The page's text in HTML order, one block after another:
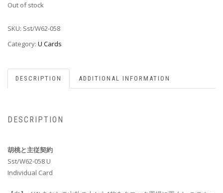
Out of stock
SKU: Sst/W62-058
Category: U Cards
DESCRIPTION ADDITIONAL INFORMATION
DESCRIPTION
胡桃と主従契約
Sst/W62-058 U
Individual Card